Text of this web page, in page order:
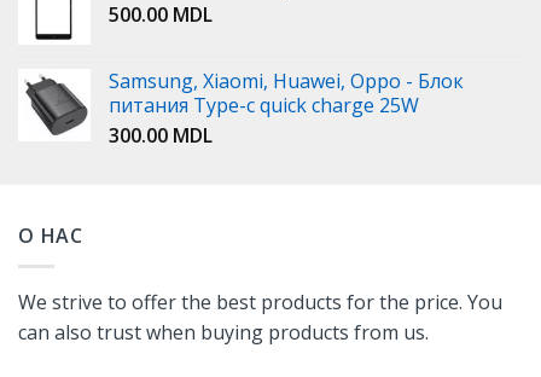
500.00 MDL
Samsung, Xiaomi, Huawei, Oppo - Блок
питания Type-c quick charge 25W
300.00 MDL
О НАС
We strive to offer the best products for the price. You
can also trust when buying products from us.